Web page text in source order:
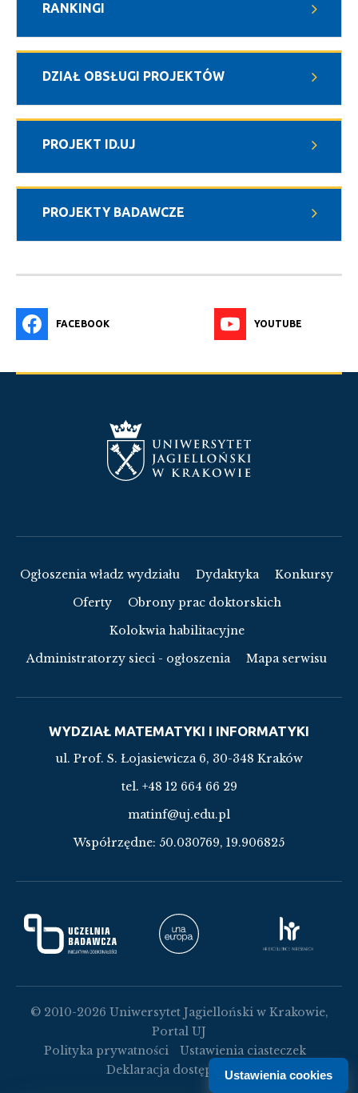
RANKINGI
DZIAŁ OBSŁUGI PROJEKTÓW
PROJEKT ID.UJ
PROJEKTY BADAWCZE
FACEBOOK YOUTUBE
Ogłoszenia władz wydziału Dydaktyka
Konkursy
Oferty
Obrony prac doktorskich
Kolokwia habilitacyjne
Administratorzy sieci - ogłoszenia
Mapa serwisu
WYDZIAŁ MATEMATYKI I INFORMATYKI
ul. Prof. S. Łojasiewicza 6, 30-348 Kraków
tel. +48 12 664 66 29
matinf@uj.edu.pl
Współrzędne: 50.030769, 19.906825
© 2010-2026 Uniwersytet Jagielloński w Krakowie,
Portal UJ
Polityka prywatności
Ustawienia ciasteczek
Deklaracja dostępnościUstawienia cookies